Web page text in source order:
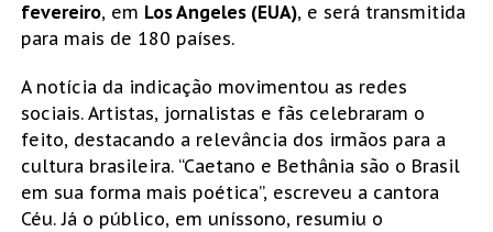
fevereiro, em Los Angeles (EUA), e será transmitida
para mais de 180 países.
A notícia da indicação movimentou as redes
sociais. Artistas, jornalistas e fãs celebraram o
feito, destacando a relevância dos irmãos para a
cultura brasileira. “Caetano e Bethânia são o Brasil
em sua forma mais poética”, escreveu a cantora
Céu. Já o público, em uníssono, resumiu o